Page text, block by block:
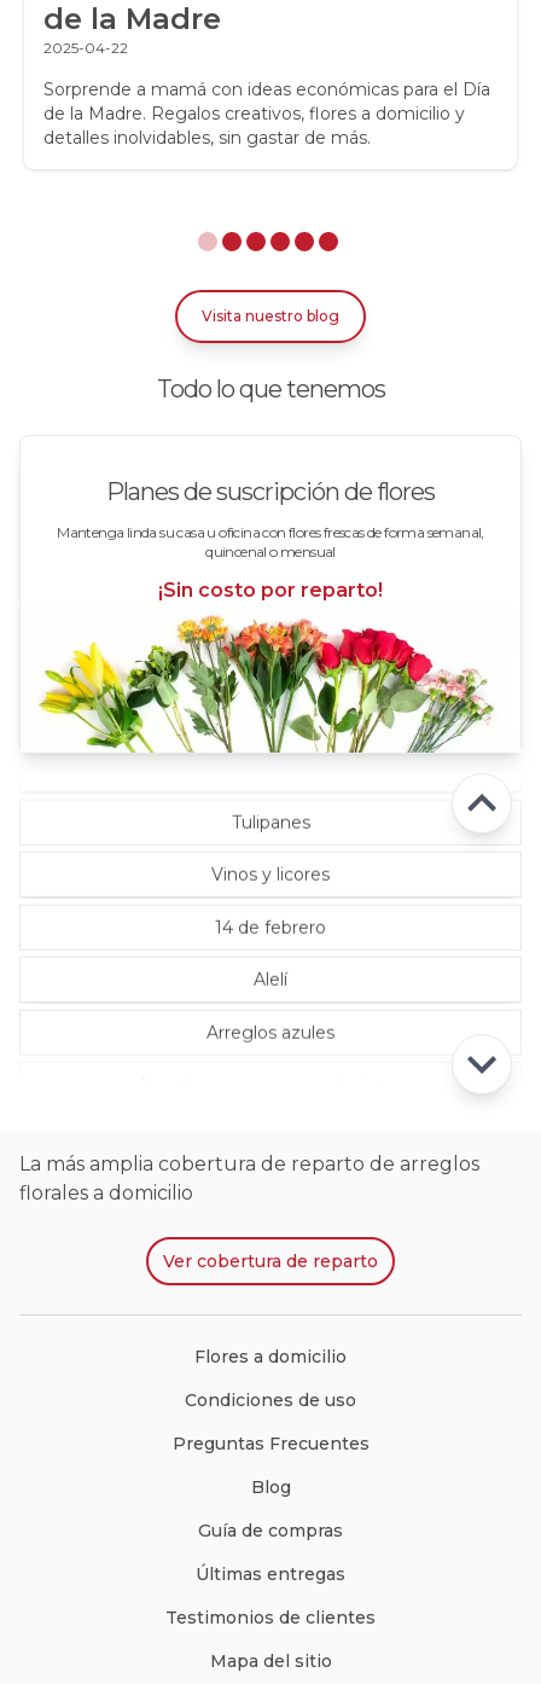
de la Madre
2025-04-22
Sorprende a mamá con ideas económicas para el Día
de la Madre. Regalos creativos, flores a domicilio y
detalles inolvidables, sin gastar de más.
Visita nuestro blog
Todo lo que tenemos
Planes de suscripción de flores
Mantenga linda su casa u oficina con flores frescas de forma semanal,
quincenal o mensual
¡Sin costo por reparto!
14 de febrero
Alelí
Arreglos azules
Regalos para niños
Rosas
Rosas Amarillas
Rosas Azules
Rosas Bicolor Blancas-Rojas
Rosas Blancas
Rosas Damasco
Rosas en floreros
Rosas Fucsia
Rosas Rojas
Rosas Rosadas
Tulipanes
Vinos y licores
La más amplia cobertura de reparto de arreglos
florales a domicilio
Ver cobertura de reparto
Flores a domicilio
Condiciones de uso
Preguntas Frecuentes
Blog
Guía de compras
Últimas entregas
Testimonios de clientes
Mapa del sitio